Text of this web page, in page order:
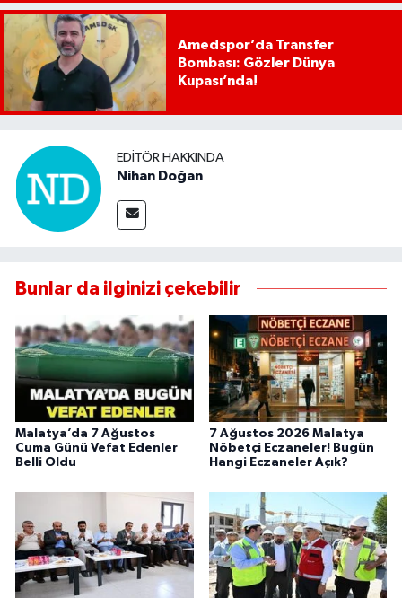
Amedspor’da Transfer
Bombası: Gözler Dünya
Kupası’nda!
EDITÖR HAKKINDA
Nihan Doğan
Bunlar da ilginizi çekebilir
Malatya’da 7 Ağustos
Cuma Günü Vefat Edenler
Belli Oldu
7 Ağustos 2026 Malatya
Nöbetçi Eczaneler! Bugün
Hangi Eczaneler Açık?